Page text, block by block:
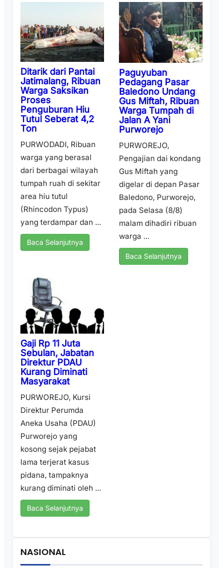
Ditarik dari Pantai
Jatimalang, Ribuan
Warga Saksikan
Proses
Penguburan Hiu
Tutul Seberat 4,2
Ton
PURWODADI, Ribuan
warga yang berasal
dari berbagai wilayah
tumpah ruah di sekitar
area hiu tutul
(Rhincodon Typus)
yang terdampar dan ...
Baca Selanjutnya
Paguyuban
Pedagang Pasar
Baledono Undang
Gus Miftah, Ribuan
Warga Tumpah di
Jalan A Yani
Purworejo
PURWOREJO,
Pengajian dai kondang
Gus Miftah yang
digelar di depan Pasar
Baledono, Purworejo,
pada Selasa (8/8)
malam dihadiri ribuan
warga ...
Baca Selanjutnya
Gaji Rp 11 Juta
Sebulan, Jabatan
Direktur PDAU
Kurang Diminati
Masyarakat
PURWOREJO, Kursi
Direktur Perumda
Aneka Usaha (PDAU)
Purworejo yang
kosong sejak pejabat
lama terjerat kasus
pidana, tampaknya
kurang diminati oleh ...
Baca Selanjutnya
NASIONAL